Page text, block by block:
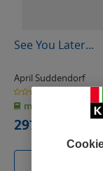
See You Later...
April Suddendorf
0.0
z
5
hvězdiček
měkká vazba
297 Kč